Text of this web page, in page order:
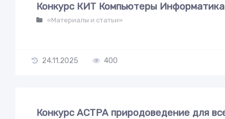
Конкурс КИТ Компьютеры
«Материалы и статьи»
24.11.2025 400
Конкурс АСТРА природоведение для